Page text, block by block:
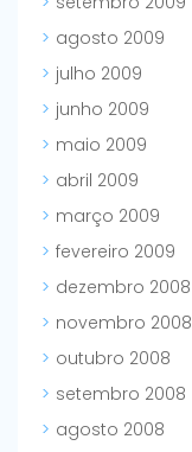
agosto 2009
julho 2009
junho 2009
maio 2009
abril 2009
março 2009
fevereiro 2009
dezembro 2008
novembro 2008
outubro 2008
setembro 2008
agosto 2008